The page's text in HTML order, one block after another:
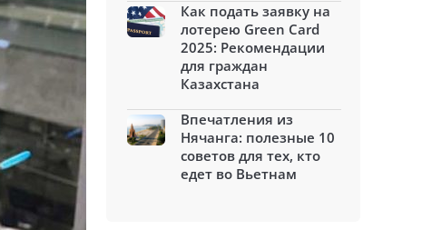
Как подать заявку на
лотерею Green Card
2025: Рекомендации
для граждан
Казахстана
Впечатления из
Нячанга: полезные 10
советов для тех, кто
едет во Вьетнам